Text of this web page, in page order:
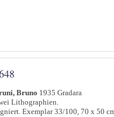
Bruno 1935 Gradara
Lithographien.
Exemplar 33/100, 70 x 50